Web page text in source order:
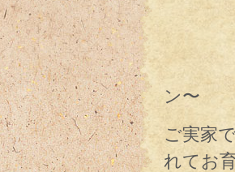
いた
ン〜
ご実家
れてお